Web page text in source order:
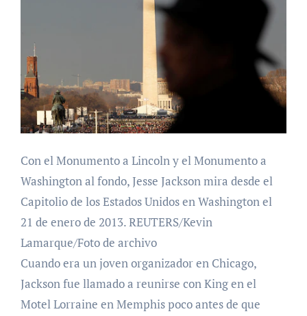
Con el Monumento a Lincoln y el Monumento a
Washington al fondo, Jesse Jackson mira desde el
Capitolio de los Estados Unidos en Washington el
21 de enero de 2013. REUTERS/Kevin
Lamarque/Foto de archivo
Cuando era un joven organizador en Chicago,
Jackson fue llamado a reunirse con King en el
Motel Lorraine en Memphis poco antes de que